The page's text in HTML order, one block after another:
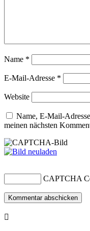
Name *
E-Mail-Adresse *
Website
Name, E-Mail-
meinen nächsten
CAPTCHA